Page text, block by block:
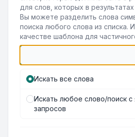
для слов, которых в
Вы можете разделить слова
поиска любого слова из списка.
качестве шаблона для
Искать все слова
Искать любое слово/поиск с
запросов